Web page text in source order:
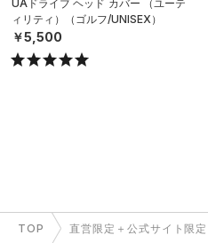
UAドライブ ヘッド カバー （ユーテ
ィリティ）（ゴルフ/UNISEX）
￥5,500
TOP 直営限定＋公式サイト限定